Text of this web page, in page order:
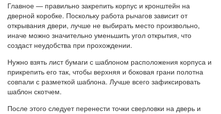
Главное — правильно закрепить корпус и кронштейн на
дверной коробке. Поскольку работа рычагов зависит от
открывания двери, лучше не выбирать место произвольно,
иначе можно значительно уменьшить угол открытия, что
создаст неудобства при прохождении.
Нужно взять лист бумаги с шаблоном расположения корпуса и
прикрепить его так, чтобы верхняя и боковая грани полотна
совпали с разметкой шаблона. Лучше всего зафиксировать
шаблон скотчем.
После этого следует перенести точки сверловки на дверь и